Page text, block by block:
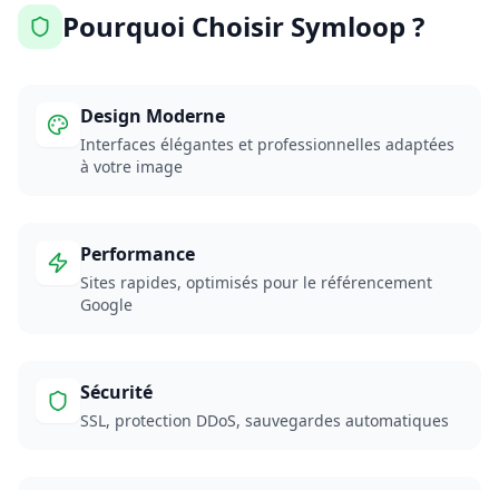
Pourquoi Choisir Symloop ?
Design Moderne
Interfaces élégantes et professionnelles adaptées
à votre image
Performance
Sites rapides, optimisés pour le référencement
Google
Sécurité
SSL, protection DDoS, sauvegardes automatiques